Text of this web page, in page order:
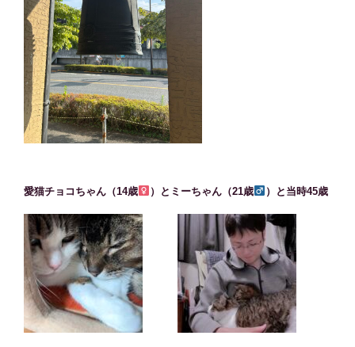
愛猫チョコちゃん（14歳 ）とミーちゃん（21歳 ）と当時45歳